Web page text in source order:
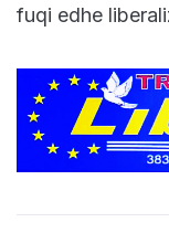
fuqi edhe